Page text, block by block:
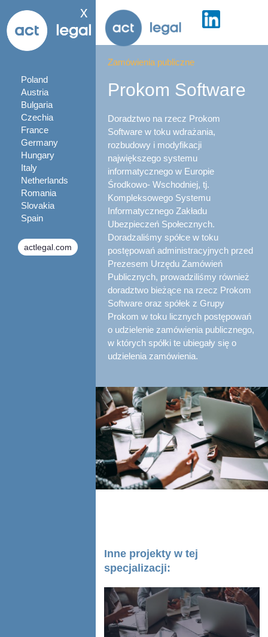
x
Poland
Austria
Bulgaria
Czechia
France
Germany
Hungary
Italy
Netherlands
Romania
Slovakia
Spain
actlegal.com
Zamówienia publiczne
Prokom Software
Doradztwo na rzecz Prokom
Software w toku wdrażania,
rozbudowy i modyfikacji
największego systemu
informatycznego w Europie
Środkowo- Wschodniej, tj.
Kompleksowego Systemu
Informatycznego Zakładu
Ubezpieczeń Społecznych.
Doradzaliśmy spółce w toku
postępowań administracyjnych przed
Prezesem Urzędu Zamówień
Publicznych, prowadziliśmy również
doradztwo bieżące na rzecz Prokom
Software oraz spółek z Grupy
Prokom w toku licznych postępowań
o udzielenie zamówienia publicznego,
w których spółki te ubiegały się o
udzielenia zamówienia.
Inne projekty w tej
specjalizacji: